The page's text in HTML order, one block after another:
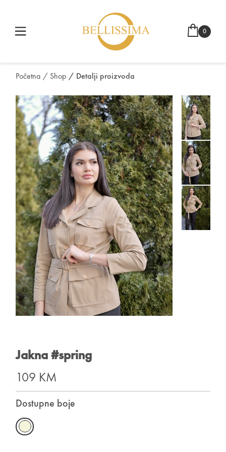
0
Početna / Shop / Detalji proizvoda
Jakna #spring
109 KM
Dostupne boje